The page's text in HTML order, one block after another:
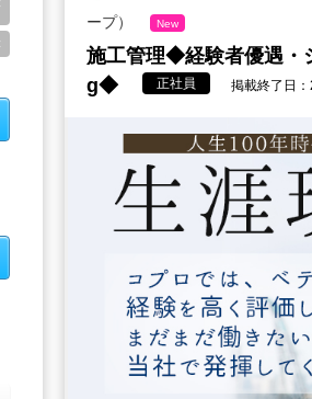
ープ）
New
施工管理◆経験者優遇・
g◆
正社員 掲載終了日